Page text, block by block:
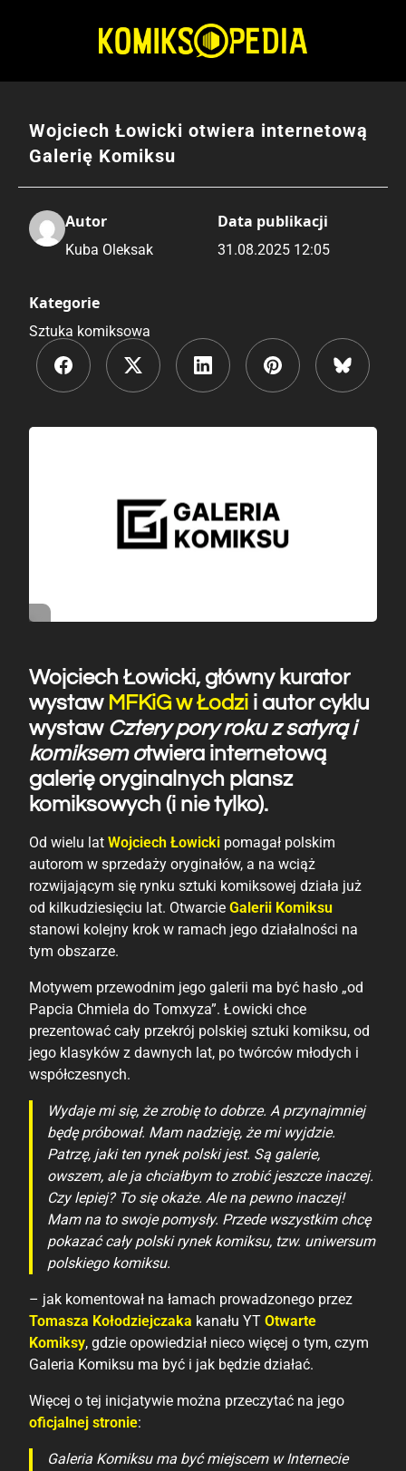
Wojciech Łowicki otwiera internetową
Galerię Komiksu
Autor
Kuba Oleksak
Data publikacji
31.08.2025 12:05
Kategorie
Sztuka komiksowa
Wojciech Łowicki, główny kurator
wystawMFKiG w Łodzi i autor cyklu
wystaw Cztery pory roku z satyrą i
komiksem otwiera internetową
galerię oryginalnych plansz
komiksowych (i nie tylko).
Od wielu lat Wojciech Łowicki pomagał polskim
autorom w sprzedaży oryginałów, a na wciąż
rozwijającym się rynku sztuki komiksowej działa już
od kilkudziesięciu lat. Otwarcie Galerii Komiksu
stanowi kolejny krok w ramach jego działalności na
tym obszarze.
Motywem przewodnim jego galerii ma być hasło „od
Papcia Chmiela do Tomxyza”. Łowicki chce
prezentować cały przekrój polskiej sztuki komiksu, od
jego klasyków z dawnych lat, po twórców młodych i
współczesnych.
Wydaje mi się, że zrobię to dobrze. A przynajmniej
będę próbował. Mam nadzieję, że mi wyjdzie.
Patrzę, jaki ten rynek polski jest. Są galerie,
owszem, ale ja chciałbym to zrobić jeszcze inaczej.
Czy lepiej? To się okaże. Ale na pewno inaczej!
Mam na to swoje pomysły. Przede wszystkim chcę
pokazać cały polski rynek komiksu, tzw. uniwersum
polskiego komiksu.
– jak komentował na łamach prowadzonego przez
Tomasza Kołodziejczaka kanału YT Otwarte
Komiksy, gdzie opowiedział nieco więcej o tym, czym
Galeria Komiksu ma być i jak będzie działać.
Więcej o tej inicjatywie można przeczytać na jego
oficjalnej stronie:
Galeria Komiksu ma być miejscem w Internecie